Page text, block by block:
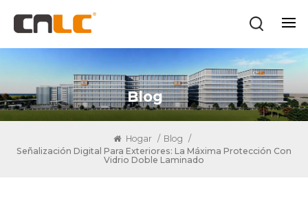
Blog
Hogar / Blog /
Señalización Digital Para Exteriores: La Máxima Protección Con
Vidrio Doble Laminado